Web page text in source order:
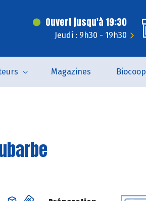
Ouvert jusqu'à 19:30
Jeudi : 9h30 - 19h30
Magazines Biocoop